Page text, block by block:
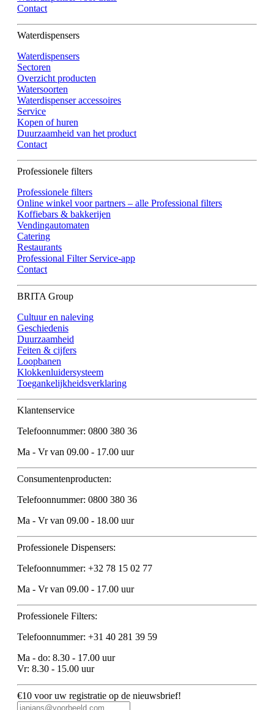
Contact
Waterdispensers
Waterdispensers
Sectoren
Overzicht producten
Watersoorten
Waterdispenser accessoires
Service
Kopen of huren
Duurzaamheid van het product
Contact
Professionele filters
Professionele filters
Online winkel voor partners – alle Professional filters
Koffiebars & bakkerijen
Vendingautomaten
Catering
Restaurants
Professional Filter Service-app
Contact
BRITA Group
Cultuur en naleving
Geschiedenis
Duurzaamheid
Feiten & cijfers
Loopbanen
Klokkenluidersysteem
Toegankelijkheidsverklaring
Klantenservice
Telefoonnummer: 0800 380 36
Ma - Vr van 09.00 - 17.00 uur
Consumentenproducten:
Telefoonnummer: 0800 380 36
Ma - Vr van 09.00 - 18.00 uur
Professionele Dispensers:
Telefoonnummer: +32 78 15 02 77
Ma - Vr van 09.00 - 17.00 uur
Professionele Filters:
Telefoonnummer: +31 40 281 39 59
Ma - do: 8.30 - 17.00 uur
Vr: 8.30 - 15.00 uur
€10 voor uw registratie op de nieuwsbrief!